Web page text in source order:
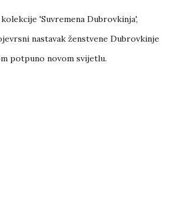
'Suvremena Dubrovkinja',
nastavak ženstvene Dubrovkinje
potpuno novom svijetlu.